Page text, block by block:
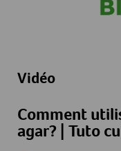
Vidéo
Comment
agar? | Tuto